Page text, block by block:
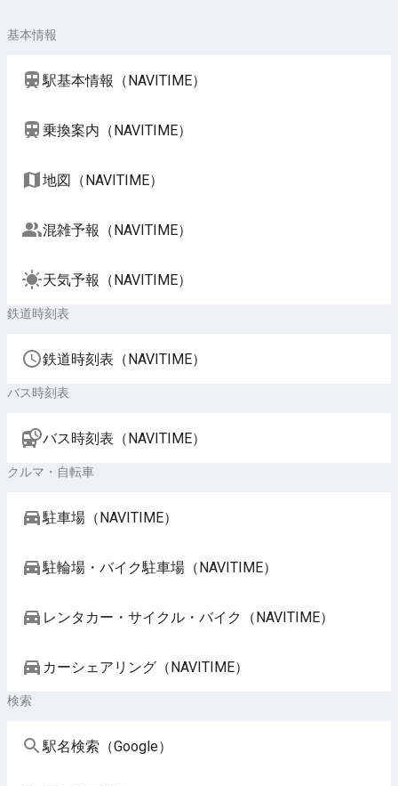
基本情報
駅基本情報（NAVITIME）
乗換案内（NAVITIME）
地図（NAVITIME）
混雑予報（NAVITIME）
天気予報（NAVITIME）
鉄道時刻表
鉄道時刻表（NAVITIME）
バス時刻表
バス時刻表（NAVITIME）
クルマ・自転車
駐車場（NAVITIME）
駐輪場・バイク駐車場（NAVITIME）
レンタカー・サイクル・バイク（NAVITIME）
カーシェアリング（NAVITIME）
検索
駅名検索（Google）